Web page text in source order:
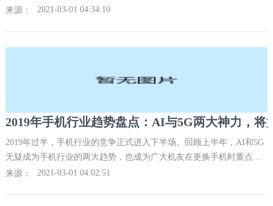
多家长头疼的是，孩子总是喜欢抱着手机玩游戏，看动画片，乐此不
来源： 2021-03-01 04:34:10
2019年过半，手机行业的竞争正式进入下半场。回顾上半年，AI和5G
无疑成为手机行业的两大趋势，也成为广大机友在更换手机时重点考
虑的两大因素。
来源： 2021-03-01 04:02:51